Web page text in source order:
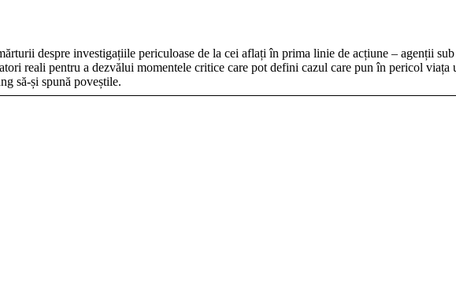
despre investigațiile periculoase de la cei aflați în prima linie de acțiune – agenții
reali pentru a dezvălui momentele critice care pot defini cazul care pun în pericol viața
să-și spună poveștile.